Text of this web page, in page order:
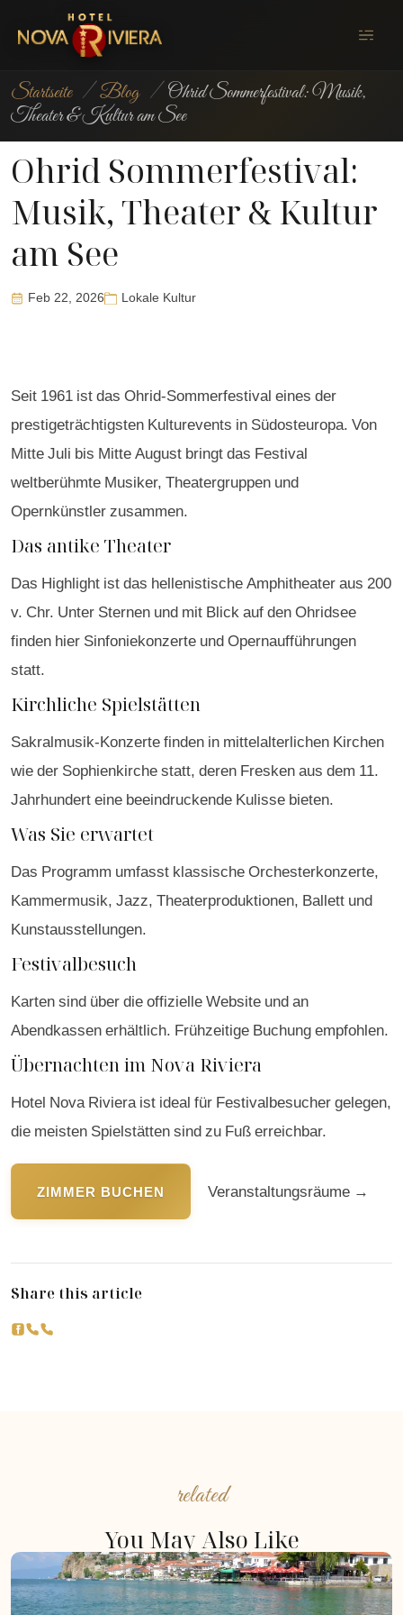
Startseite / Blog / Ohrid Sommerfestival: Musik,
Theater & Kultur am See
Ohrid Sommerfestival:
Musik, Theater & Kultur
am See
Feb 22, 2026 Lokale Kultur
Seit 1961 ist das Ohrid-Sommerfestival eines der
prestigeträchtigsten Kulturevents in Südosteuropa. Von
Mitte Juli bis Mitte August bringt das Festival
weltberühmte Musiker, Theatergruppen und
Opernkünstler zusammen.
Das antike Theater
Das Highlight ist das hellenistische Amphitheater aus 200
v. Chr. Unter Sternen und mit Blick auf den Ohridsee
finden hier Sinfoniekonzerte und Opernaufführungen
statt.
Kirchliche Spielstätten
Sakralmusik-Konzerte finden in mittelalterlichen Kirchen
wie der Sophienkirche statt, deren Fresken aus dem 11.
Jahrhundert eine beeindruckende Kulisse bieten.
Was Sie erwartet
Das Programm umfasst klassische Orchesterkonzerte,
Kammermusik, Jazz, Theaterproduktionen, Ballett und
Kunstausstellungen.
Festivalbesuch
Karten sind über die offizielle Website und an
Abendkassen erhältlich. Frühzeitige Buchung empfohlen.
Übernachten im Nova Riviera
Hotel Nova Riviera ist ideal für Festivalbesucher gelegen,
die meisten Spielstätten sind zu Fuß erreichbar.
ZIMMER BUCHEN Veranstaltungsräume →
Share this article
related
You May Also Like